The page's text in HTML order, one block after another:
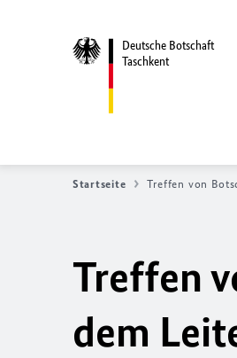
Deutsche Botschaft
Taschkent
Startseite Treffen von
Treffen
dem